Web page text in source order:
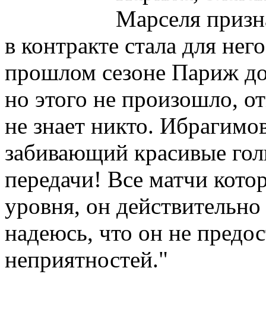
Марселя
в контракте стала для
прошлом сезоне Париж
но этого не произошло,
не знает никто.
забивающий красивые
передачи! Все матчи
уровня, он
надеюсь, что он не
неприятностей."